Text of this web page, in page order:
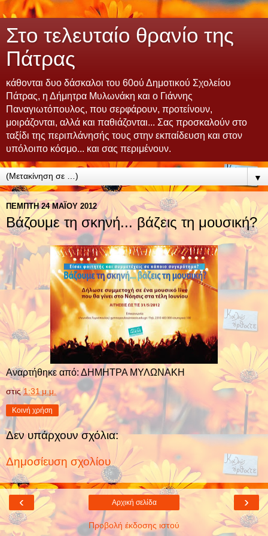
Στο τελευταίο θρανίο της
Πάτρας
κάθονται δυο δάσκαλοι του 60ού Δημοτικού Σχολείου
Πάτρας, η Δήμητρα Μυλωνάκη και ο Γιάννης
Παναγιωτόπουλος, που σερφάρουν, προτείνουν,
μοιράζονται, αλλά και παθιάζονται... Σας προσκαλούν στο
ταξίδι της περιπλάνησής τους στην εκπαίδευση και στον
υπόλοιπο κόσμο... και σας περιμένουν.
▼
ΠΈΜΠΤΗ 24 ΜΑΪ́ΟΥ 2012
Βάζουμε τη σκηνή... βάζεις τη μουσική?
Αναρτήθηκε από: ΔΗΜΗΤΡΑ ΜΥΛΩΝΑΚΗ
στις1:31 μ.μ.
Κοινή χρήση
Δεν υπάρχουν σχόλια:
Δημοσίευση σχολίου
‹ ›
Αρχική σελίδα
Προβολή έκδοσης ιστού